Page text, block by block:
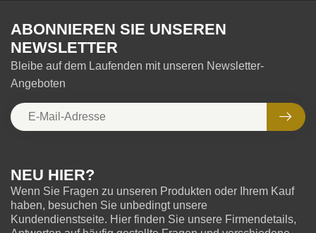
NEU HIER?
Wenn Sie Fragen zu unseren Produkten oder Ihrem Kauf
haben, besuchen Sie unbedingt unsere
Kundendienstseite. Hier finden Sie unsere Firmendetails,
ABONNIEREN SIE UNSEREN
NEWSLETTER
Bleibe auf dem Laufenden mit unseren Newsletter-
Angeboten